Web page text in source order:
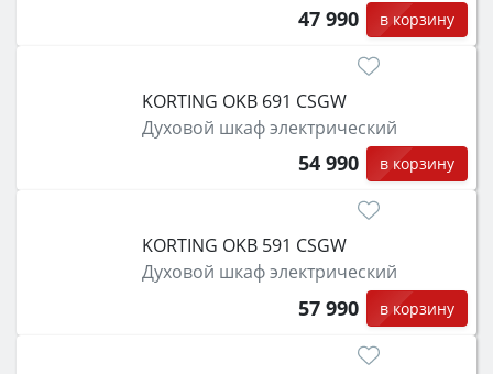
47 990 в корзину
KORTING OKB 691 CSGW
Духовой шкаф электрический
54 990 в корзину
KORTING OKB 591 CSGW
Духовой шкаф электрический
57 990 в корзину